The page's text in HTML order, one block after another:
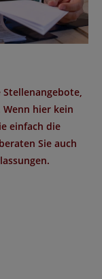
Stellenangebote,
hier kein
einfach die
Sie auch